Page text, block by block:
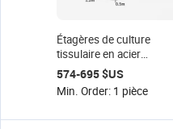
Étagères de culture
tissulaire en acier
inoxydable 304 4Biolab
avec éclairage LED,
étagère à semis multi-
574-695 $US
Min. Order: 1 pièce